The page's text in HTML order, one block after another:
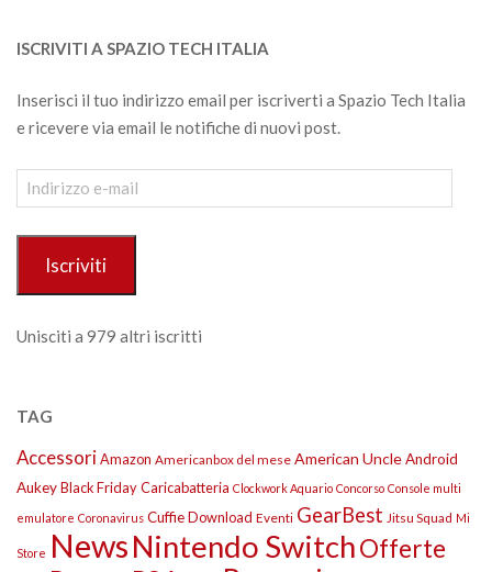
ISCRIVITI A SPAZIO TECH ITALIA
Inserisci il tuo indirizzo email per iscriverti a Spazio Tech Italia
e ricevere via email le notifiche di nuovi post.
Indirizzo
e-
Iscriviti
Unisciti a 979 altri iscritti
TAG
AccessoriAmazon Americanbox del mese American UncleAndroid
AukeyBlack FridayCaricabatteria Clockwork Aquario Concorso Console multi
emulatore Coronavirus CuffieDownload Eventi GearBest Jitsu Squad Mi
Store NewsNintendo SwitchOfferte